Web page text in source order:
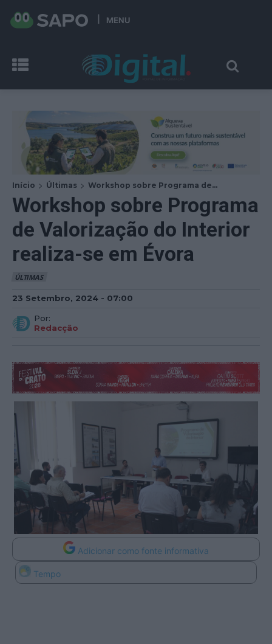
MENU
Início Últimas Workshop sobre Programa de...
Workshop sobre Programa
de Valorização do Interior
realiza-se em Évora
ÚLTIMAS
23 Setembro, 2024 - 07:00
Por:
Redacção
Adicionar como fonte informativa
Tempo